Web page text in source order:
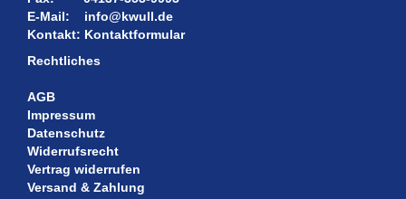
E-Mail:
info@kwull.de
Kontakt: Kontaktformular
Rechtliches
AGB
Impressum
Datenschutz
Widerrufsrecht
Vertrag widerrufen
Versand & Zahlung